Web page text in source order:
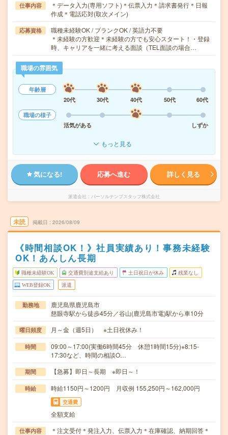
仕事内容
＊データ入力(専用ソフト)＊伝票入力＊請求書発行＊日報
作成＊電話応対(取次メイン)
応募資格
職種未経験OK / ブランクOK / 英語力不要
＊未経験の方歓迎＊未経験の方でも安心スタート！・登録
時、キャリアを一緒に考える面談（TEL面談の場合…
職場の雰囲気
年齢層
20代
30代 40代 50代
60代
職場の様子
活気がある
しずか
もっと見る
気になる! 応募へ進む 詳しく見る
派遣会社 パーソルテンプスタッフ株式会社
未読 掲載日 2026/08/09
《時間相談OK！》社員実績あり！事務未経験
OK！あんしん長期
職種未経験OK 交通費別途支給あり 土日祝日が休み 残業なし
WEB登録OK 派遣
勤務地
鹿児島県鹿児島市
慈眼寺駅から徒歩45分／谷山(鹿児島市電)駅から車10分
曜日頻度 月～金（週5日） ※土日祝休み！
時間
09:00～17:00(実働6時間45分 休憩1時間15分)※8:15-
17:30など、時間の相談O…
期間 【急募】即日～長期 ※即日～！
時給 時給1150円～1200円 月収例 155,250円～162,000円
交通費
全額支給
仕事内容
＊注文受付＊発注入力、伝票入力＊在庫確認、納期回答＊